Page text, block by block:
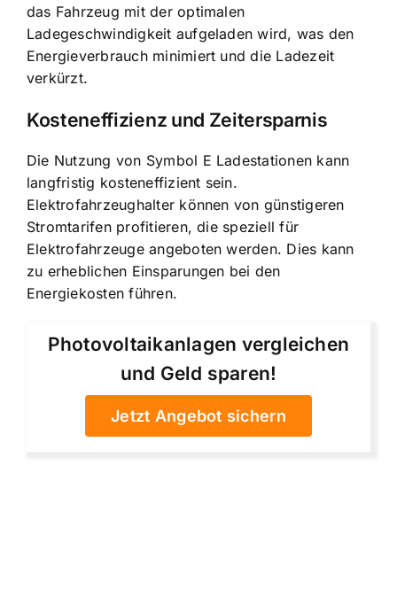
das Fahrzeug mit der optimalen
Ladegeschwindigkeit aufgeladen wird, was den
Energieverbrauch minimiert und die Ladezeit
verkürzt.
Kosteneffizienz und Zeitersparnis
Die Nutzung von Symbol E Ladestationen kann
langfristig kosteneffizient sein.
Elektrofahrzeughalter können von günstigeren
Stromtarifen profitieren, die speziell für
Elektrofahrzeuge angeboten werden. Dies kann
zu erheblichen Einsparungen bei den
Energiekosten führen.
Photovoltaikanlagen vergleichen
und Geld sparen!
Jetzt Angebot sichern